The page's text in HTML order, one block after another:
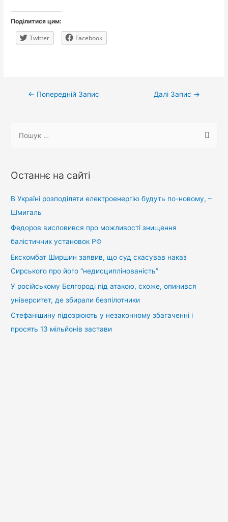
Поділитися цим:
Twitter Facebook
Навігація
← Попередній Запис Далі Запис →
у
:
Останнє на сайті
В Україні розподіляти електроенергію будуть по-новому, –
Шмигаль
Федоров висловився про можливості знищення
балістичних установок РФ
Екскомбат Ширшин заявив, що суд скасував наказ
Сирського про його “недисциплінованість”
У російському Бєлгороді під атакою, схоже, опинився
університет, де збирали безпілотники
Стефанішину підозрюють у незаконному збагаченні і
просять 13 мільйонів застави